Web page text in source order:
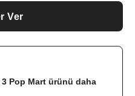
Ver
Pop Mart ürünü daha